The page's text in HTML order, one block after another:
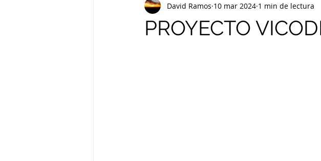
PROYECTO
David Ramos 10 mar 2024 1 min de lectura